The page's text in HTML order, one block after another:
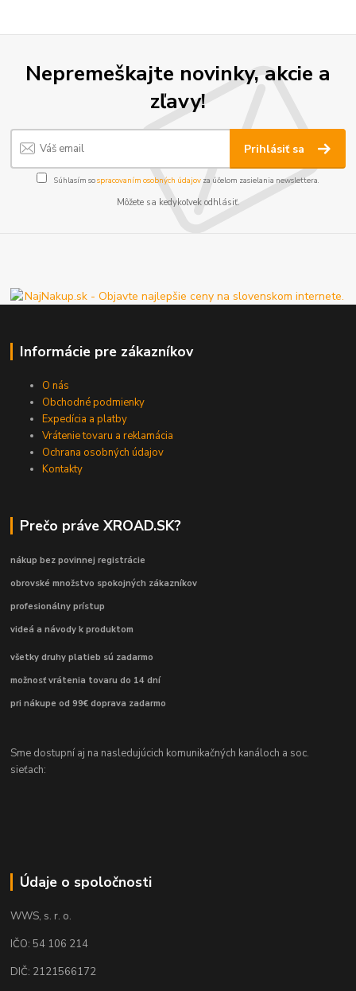
Nepremeškajte novinky, akcie a
zľavy!
Prihlásiť sa
Súhlasím sospracovaním osobných údajov za účelom zasielania newslettera.
Môžete sa kedykoľvek odhlásiť.
Informácie pre zákazníkov
O nás
Obchodné podmienky
Expedícia a platby
Vrátenie tovaru a reklamácia
Ochrana osobných údajov
Kontakty
Prečo práve XROAD.SK?
nákup bez povinnej registrácie
obrovské množstvo spokojných zákazníkov
profesionálny prístup
videá a návody k produktom
všetky druhy platieb sú zadarmo
možnosť vrátenia tovaru do 14 dní
pri nákupe od 99€ doprava zadarmo
Sme dostupní aj na nasledujúcich komunikačných kanáloch a soc.
sieťach:
Údaje o spoločnosti
WWS, s. r. o.
IČO: 54 106 214
DIČ: 2121566172